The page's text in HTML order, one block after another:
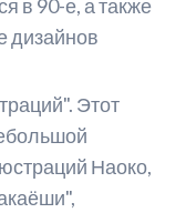
в 90-е, а также
дизайнов
Этот
Наоко,